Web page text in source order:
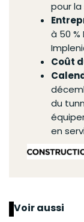
pour
à 50
Coût
du
en
Voir aussi